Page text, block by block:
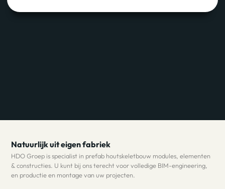
Natuurlijk uit eigen fabriek
HDO Groep is specialist in prefab houtskeletbouw modules, elementen
& constructies. U kunt bij ons terecht voor volledige BIM-engineering,
en productie en montage van uw projecten.